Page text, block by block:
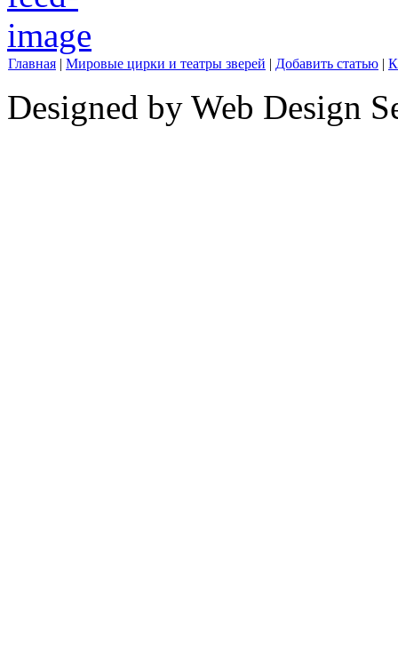
Главная | Мировые цирки и театры зверей | Добавить статью |
Designed by Web Design